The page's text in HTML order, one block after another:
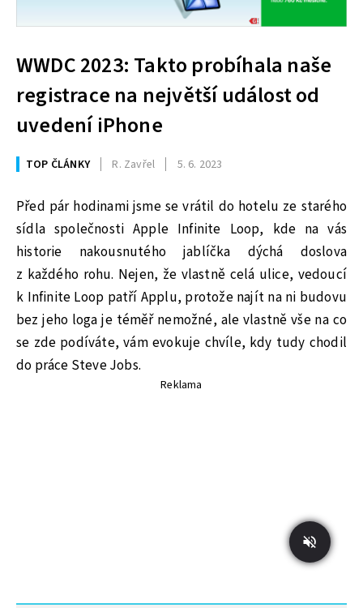
WWDC 2023: Takto probíhala naše
registrace na největší událost od
uvedení iPhone
TOP ČLÁNKY R. Zavřel 5. 6. 2023
Před pár hodinami jsme se vrátil do hotelu ze starého
sídla společnosti Apple Infinite Loop, kde na vás
historie nakousnutého jablíčka dýchá doslova
z každého rohu. Nejen, že vlastně celá ulice, vedoucí
k Infinite Loop patří Applu, protože najít na ni budovu
bez jeho loga je téměř nemožné, ale vlastně vše na co
se zde podíváte, vám evokuje chvíle, kdy tudy chodil
do práce Steve Jobs.
Reklama